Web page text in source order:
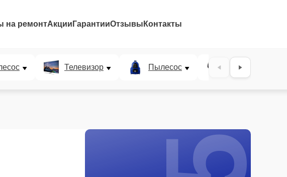
на ремонтАкции ГарантииОтзывы Контакты
Телевизор Пылесос Проектор